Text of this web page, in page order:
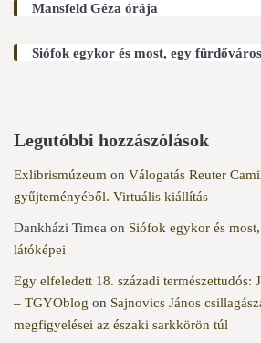
Mansfeld Géza órája
Siófok egykor és most, egy
Legutóbbi hozzászólások
Exlibrismúzeum on Válogatás Reuter
gyűjteményéből. Virtuális kiállítás
Dankházi Timea on Siófok egykor és
látóképei
Egy elfeledett 18. századi természettudós:
– TGYOblog on Sajnovics János
megfigyelései az északi sarkkörön túl